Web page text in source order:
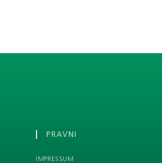
PRAVNI
IMPRESSUM